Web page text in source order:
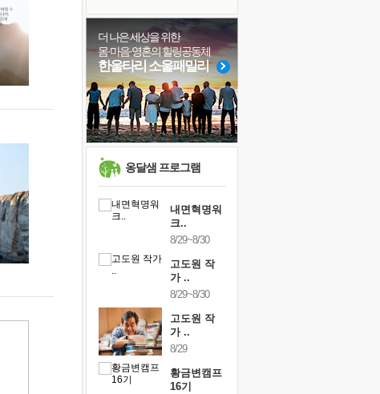
졸업식 사진을 보며
극심한 변비, 어깨결림, 수면 장애
아픈 아버지를 위한 공간 설계
슬럼프
보고 싶은 어머니
유년 시절의 부산 영도 바다
못된 꼰대들
희망이란
'모른다'는 것
#면역력
#독서캠프
#독서
#비전캠프
#아이들
#친구
#극복
#유튜브
#리더
#나눔
#삶
#위기
더 나은 세상을 위한
몸·마음·영혼의 힐링공동체
한울타리 소울패밀리
옹달샘 프로그램
건강명상법
스..
10/9~10/10
내면혁명워
10/17~10/18
황금변캠프
내면혁명워
크..
8/29~8/30
고도원 작
가 ..
8/29~8/30
고도원 작
가 ..
8/29
황금변캠프
16기